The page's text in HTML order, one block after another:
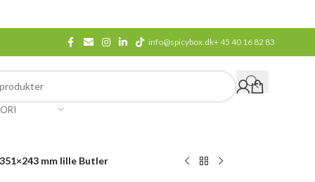
info@spicybox.dk+ 45 40 16 82 83
mm lille Butler